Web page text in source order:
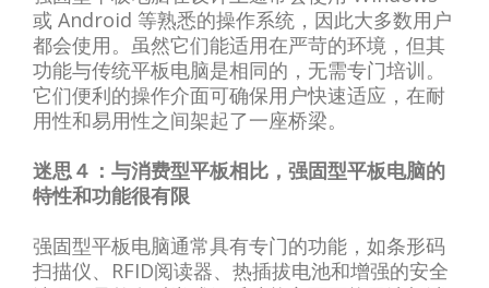
或 Android 等熟悉的操作系统，因此大多数用户
都会使用。虽然它们能适用在严苛的环境，但其
功能与传统平板电脑是相同的，无需专门培训。
它们便利的操作介面可确保用户快速适应，在耐
用性和易用性之间架起了一座桥梁。
迷思４：与消费型平板相比，强固型平板电脑的
特性和功能很有限
强固型平板电脑通常具有专门的功能，如条形码
扫描仪、RFID阅读器、热插拔电池和增强的安全